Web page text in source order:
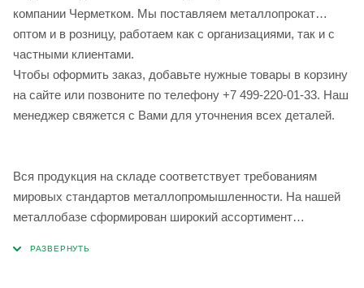
компании Черметком. Мы поставляем металлопрокат
оптом и в розницу, работаем как с организациями, так и с
частными клиентами.
Чтобы оформить заказ, добавьте нужные товары в корзину
на сайте или позвоните по телефону +7 499-220-01-33. Наш
менеджер свяжется с Вами для уточнения всех деталей.
Вся продукция на складе соответствует требованиям
мировых стандартов металлопромышленности. На нашей
металлобазе сформирован широкий ассортимент